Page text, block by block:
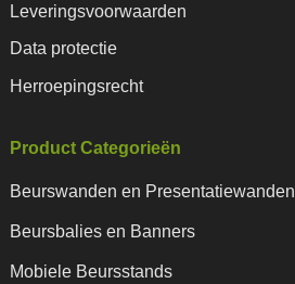
Leveringsvoorwaarden
Data protectie
Herroepingsrecht
Product Categorieën
Beurswanden en Presentatiewanden
Beursbalies en Banners
Mobiele Beursstands